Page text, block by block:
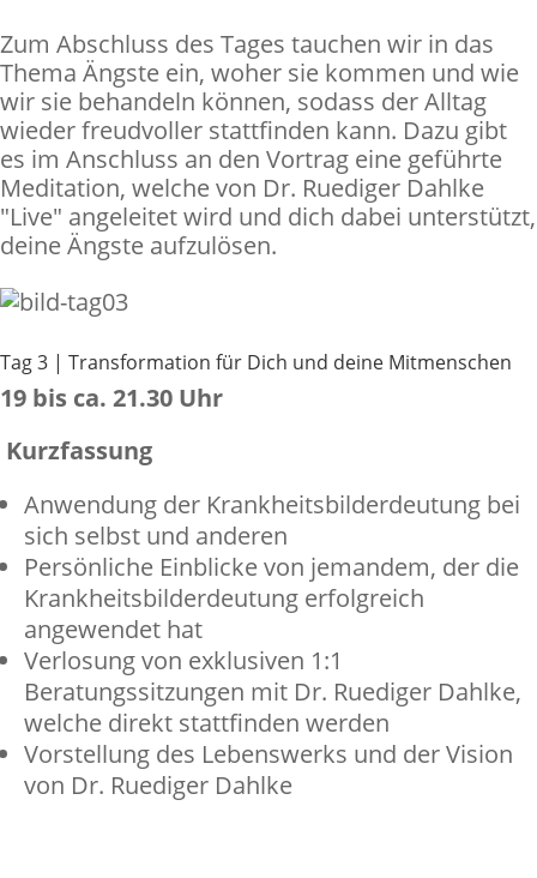
Zum Abschluss des Tages tauchen wir in das
Thema Ängste ein, woher sie kommen und wie
wir sie behandeln können, sodass der Alltag
wieder freudvoller stattfinden kann. Dazu gibt
es im Anschluss an den Vortrag eine geführte
Meditation, welche von Dr. Ruediger Dahlke
"Live" angeleitet wird und dich dabei unterstützt,
deine Ängste aufzulösen.
Tag 3 | Transformation für Dich und deine Mitmenschen
19 bis ca. 21.30 Uhr
Kurzfassung
Anwendung der Krankheitsbilderdeutung bei
sich selbst und anderen
Persönliche Einblicke von jemandem, der die
Krankheitsbilderdeutung erfolgreich
angewendet hat
Verlosung von exklusiven 1:1
Beratungssitzungen mit Dr. Ruediger Dahlke,
welche direkt stattfinden werden
Vorstellung des Lebenswerks und der Vision
von Dr. Ruediger Dahlke